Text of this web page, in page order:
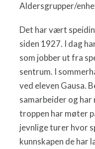
Aldersgrupper/
Det har vært
siden 1927. I dag
som jobber ut fra
sentrum. I
ved eleven Gausa.
samarbeider og har
troppen har møter
jevnlige turer hvor
kunnskapen de har